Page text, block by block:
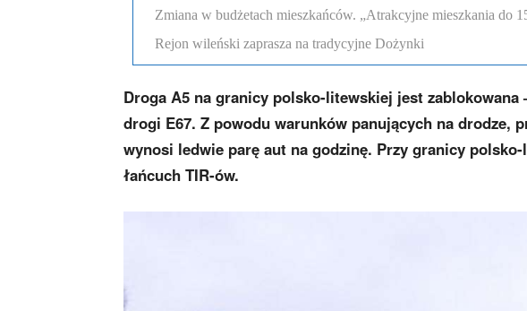
Zmiana w budżetach mieszkańców. „Atrakcyjne mieszkania do
Rejon wileński zaprasza na tradycyjne Dożynki
Droga A5 na granicy polsko-litewskiej jest
drogi E67. Z powodu warunków panujących na drodze,
wynosi ledwie parę aut na godzinę. Przy granicy
łańcuch TIR-ów.